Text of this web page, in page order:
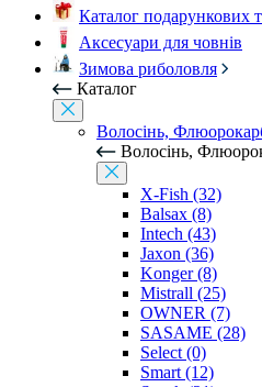
Каталог подарункових
Аксесуари для човнів
Зимова риболовля
Каталог
Волосінь,
Волосінь,
X-Fish (32)
Balsax (8)
Intech (43)
Jaxon (36)
Konger (8)
Mistrall (25)
OWNER (7)
SASAME (28)
Select (0)
Smart (12)